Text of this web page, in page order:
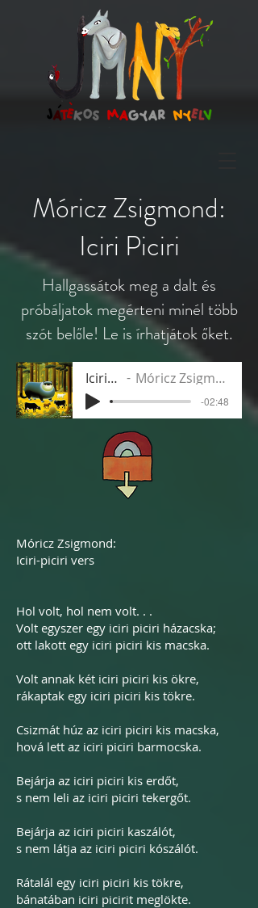
Móricz Zsigmond:
Iciri Piciri
Hallgassátok meg a dalt és
próbáljatok megérteni minél több
szót belőle! Le is írhatjátok őket.
Iciri-piciri Móricz Zsigmond - Kaláka
-02:48
Móricz Zsigmond:
Iciri-piciri vers
Hol volt, hol nem volt. . .
Volt egyszer egy iciri piciri házacska;
ott lakott egy iciri piciri kis macska.
Volt annak két iciri piciri kis ökre,
rákaptak egy iciri piciri kis tökre.
Csizmát húz az iciri piciri kis macska,
hová lett az iciri piciri barmocska.
Bejárja az iciri piciri kis erdőt,
s nem leli az iciri piciri tekergőt.
Bejárja az iciri piciri kaszálót,
s nem látja az iciri piciri kószálót.
Rátalál egy iciri piciri kis tökre,
bánatában iciri picirit meglökte.